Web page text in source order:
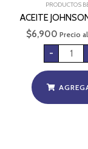
PRODUCTOS
ACEITE
$6,900 Precio
-